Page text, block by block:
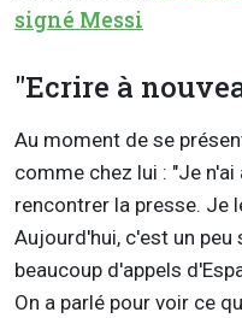
signé Messi
"Ecrire à
Au moment de se
comme chez lui : "Je
rencontrer la presse. Je
Aujourd'hui, c'est un peu
beaucoup d'appels
On a parlé pour voir ce